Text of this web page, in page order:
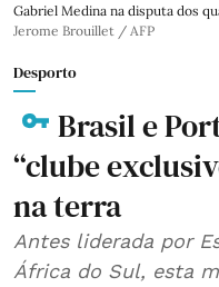
Gabriel Medina na disputa dos
Jerome Brouillet / AFP
Desporto
Brasil e
“clube
na terra
Antes liderada por
África do Sul, esta